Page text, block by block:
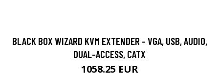
BLACK BOX WIZARD KVM EXTENDER - VGA, USB, AUDIO,
DUAL-ACCESS, CATX
1058.25 EUR